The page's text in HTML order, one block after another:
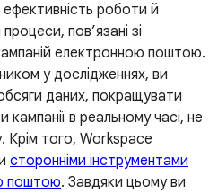
роботи й
пов’язані зі
електронною поштою.
у дослідженнях, ви
даних, покращувати
кампанії в реальному часі, не
Крім того, Workspace
сторонніми інструментами
поштою. Завдяки цьому ви